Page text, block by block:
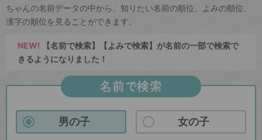
ちゃんの名前データの中から、知りたい名前の順位、よみの順位、
漢字の順位を見ることができます。
NEW! 【名前で検索】【よみで検索】が名前の一部で検索で
きるようになりました！
名前で検索
男の子 女の子